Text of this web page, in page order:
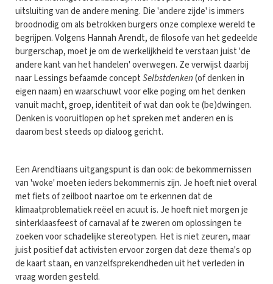
uitsluiting van de andere mening. Die 'andere zijde' is immers
broodnodig om als betrokken burgers onze complexe wereld te
begrijpen. Volgens Hannah Arendt, de filosofe van het gedeelde
burgerschap, moet je om de werkelijkheid te verstaan juist 'de
andere kant van het handelen' overwegen. Ze verwijst daarbij
naar Lessings befaamde conceptSelbstdenken(of denken in
eigen naam) en waarschuwt voor elke poging om het denken
vanuit macht, groep, identiteit of wat dan ook te (be)dwingen.
Denken is vooruitlopen op het spreken met anderen en is
daarom best steeds op dialoog gericht.
Een Arendtiaans uitgangspunt is dan ook: de bekommernissen
van 'woke' moeten ieders bekommernis zijn. Je hoeft niet overal
met fiets of zeilboot naartoe om te erkennen dat de
klimaatproblematiek reëel en acuut is. Je hoeft niet morgen je
sinterklaasfeest of carnaval af te zweren om oplossingen te
zoeken voor schadelijke stereotypen. Het is niet zeuren, maar
juist positief dat activisten ervoor zorgen dat deze thema's op
de kaart staan, en vanzelfsprekendheden uit het verleden in
vraag worden gesteld.